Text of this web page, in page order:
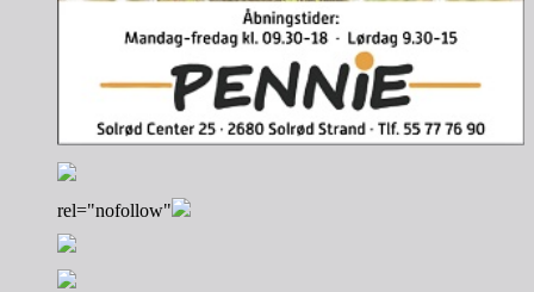
rel="nofollow"